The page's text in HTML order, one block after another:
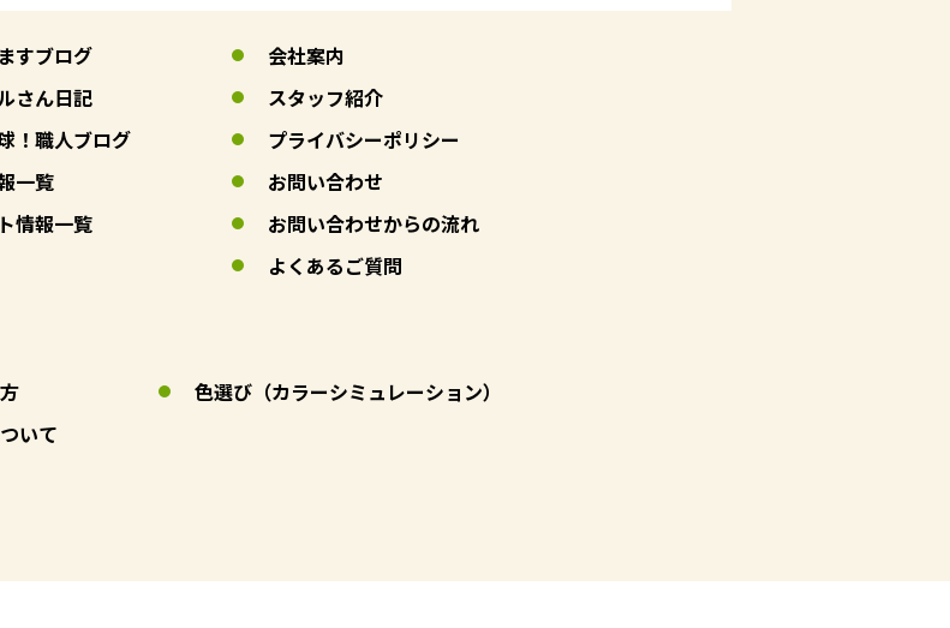
すブログ
さん日記
！職人ブログ
一覧
情報一覧
会社案内
スタッフ紹介
プライバシーポリシー
お問い合わせ
お問い合わせからの流れ
よくあるご質問
いて
色選び（カラーシミュレーション）